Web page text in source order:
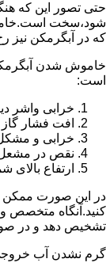
حتی تصور این که
شود،سخت
که در آبگرمکن نیز
خاموش شدن
است:
خرابی واشر
افت فشار
خرابی و
نقص در
ارتفاع بالای
در این صورت ممکن
کنید.آنگاه متخصص
تشخیص دهد و در
گرم نشدن آب